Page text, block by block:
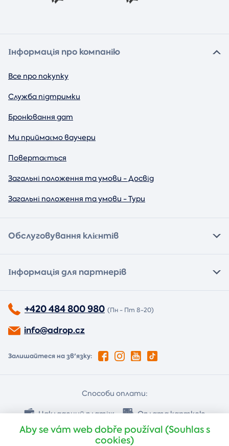
Інформація про компанію
Все про покупку
Служба підтримки
Бронювання дат
Ми приймаємо ваучери
Повертається
Загальні положення та умови - Досвід
Загальні положення та умови - Тури
Обслуговування клієнтів
Інформація для партнерів
+420 484 800 980 (Пн - Пт 8-20)
info@adrop.cz
Залишайтеся на зв'язку:
Способи оплати:
Накладений платіж Оплата карткою
Aby se vám web dobře používal (Souhlas s
cookies)